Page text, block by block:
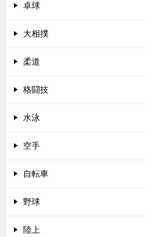
卓球
大相撲
柔道
格闘技
水泳
空手
自転車
野球
陸上